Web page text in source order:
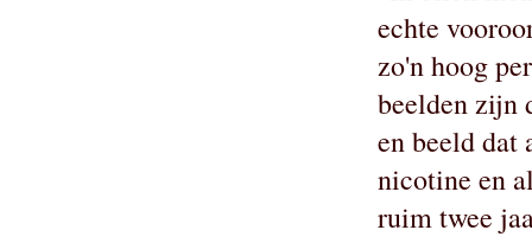
echte
zo'n hoog
beelden zijn
en beeld dat
nicotine en
ruim twee